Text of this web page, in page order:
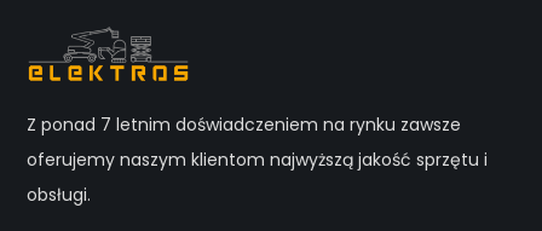
Z ponad 7 letnim doświadczeniem na rynku zawsze
oferujemy naszym klientom najwyższą jakość sprzętu i
obsługi.